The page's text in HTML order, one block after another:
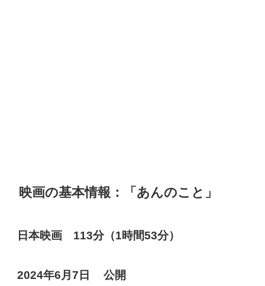
映画の基本情報：「あんのこと」
日本映画 113分（1時間53分）
2024年6月7日 公開